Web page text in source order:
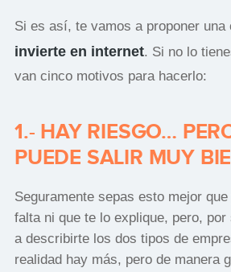
Si es así, te vamos a proponer una
invierte en internet. Si no lo
van cinco motivos para hacerlo:
1.- HAY RIESGO…
PUEDE SALIR MUY
Seguramente sepas esto mejor
falta ni que te lo explique, pero,
a describirte los dos tipos de
realidad hay más, pero de manera